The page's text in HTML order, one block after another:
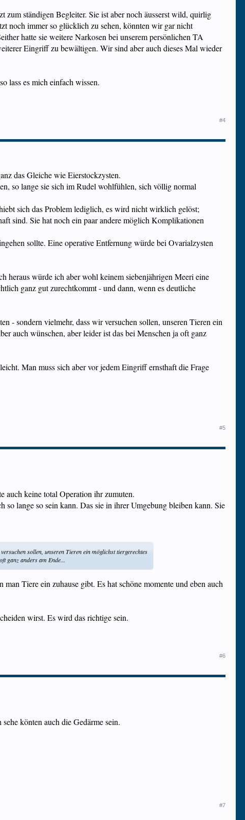
ständigen Begleiter. Sie ist aber noch äusserst wild, quirlig
noch immer so glücklich zu sehen, könnten wir gar nicht
hatte sie weitere Narkosen bei unserem persönlichen TA
Eingriff zu bewältigen. Wir sind aber auch dieses Mal wieder
lass es mich einfach wissen.
#4
das Gleiche wie Eierstockzysten.
so lange sie sich im Rudel wohlfühlen, sich völlig normal
sich das Problem lediglich, es wird nicht wirklich gelöst;
sind. Sie hat noch ein paar andere möglich Komplikationen
sollte. Eine operative Entfernung würde bei Ovarialzysten
heraus würde ich aber wohl keinem siebenjährigen Meeri eine
ganz gut zurechtkommt - und dann, wenn es deutliche
- sondern vielmehr, dass wir versuchen sollen, unseren Tieren ein
auch wünschen, aber leider ist das bei Menschen ja oft ganz
Man muss sich aber vor jedem Eingriff ernsthaft die Frage
#5
keine total Operation ihr zumuten.
lange so sein kann. Das sie in ihrer Umgebung bleiben kann. Sie
sollen, unseren Tieren ein möglichst tiergerechtes
ganz anders am Ende...
Tiere ein zuhause gibt. Es hat schöne momente und eben auch
wirst. Es wird das richtige sein.
#6
könten auch die Gedärme sein.
#7